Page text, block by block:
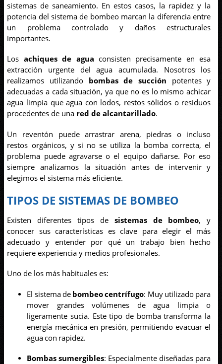
sistemas de saneamiento. En estos casos, la rapidez y la
potencia del sistema de bombeo marcan la diferencia entre
un problema controlado y daños estructurales
importantes.
Los achiques de agua consisten precisamente en esa
extracción urgente del agua acumulada. Nosotros los
realizamos utilizando bombas de succión potentes y
adecuadas a cada situación, ya que no es lo mismo achicar
agua limpia que agua con lodos, restos sólidos o residuos
procedentes de una red de alcantarillado.
Un reventón puede arrastrar arena, piedras o incluso
restos orgánicos, y si no se utiliza la bomba correcta, el
problema puede agravarse o el equipo dañarse. Por eso
siempre analizamos la situación antes de intervenir y
elegimos el sistema más eficiente.
TIPOS DE SISTEMAS DE BOMBEO
Existen diferentes tipos de sistemas de bombeo, y
conocer sus características es clave para elegir el más
adecuado y entender por qué un trabajo bien hecho
requiere experiencia y medios profesionales.
Uno de los más habituales es:
El sistema de bombeo centrífugo: Muy utilizado para
mover grandes volúmenes de agua limpia o
ligeramente sucia. Este tipo de bomba transforma la
energía mecánica en presión, permitiendo evacuar el
agua con rapidez.
Bombas sumergibles: Especialmente diseñadas para